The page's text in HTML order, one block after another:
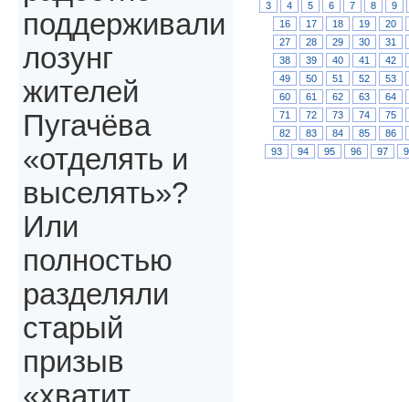
3
4 5 6 7 8
9
16
17 18 19
20
27
28 29 30
31
38
39 40 41
42
49
50 51 52
53
60
61 62 63
64
71
72 73 74
75
82
83 84 85
86
93
94 95 96 97
поддерживали
лозунг
жителей
Пугачёва
«отделять и
выселять»?
Или
полностью
разделяли
старый
призыв